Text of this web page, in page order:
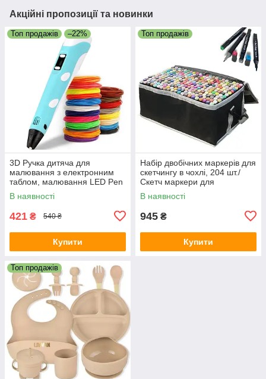
Акційні пропозиції та новинки
Топ продажів –22%
3D Ручка дитяча для
малювання з електронним
таблом, малювання LED Pen
2 із пластиком
В наявності
421 ₴ 540 ₴
Купити
Топ продажів
Набір двобічних маркерів для
скетчингу в чохлі, 204 шт./
Скетч маркери для
малювання з підставкою
В наявності
945 ₴
Купити
Топ продажів